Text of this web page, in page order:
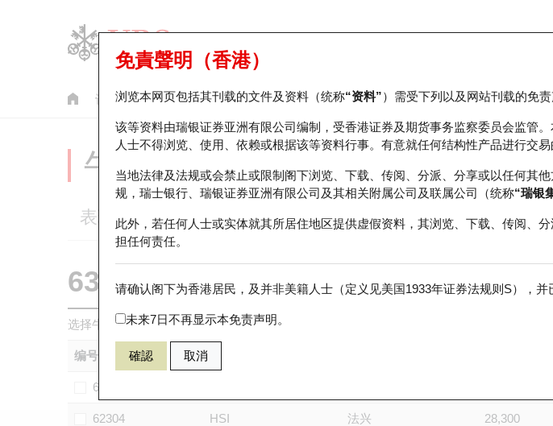
认股证 牛熊证 美股指数产品 轮证市场统计 正股数据及市场统计 瑞银轮证
免責聲明（香港）
浏览本网页包括其刊载的文件及资料（统称“资料”）需受下列以及网站刊载的免责
该等资料由瑞银证券亚洲有限公司编制，受香港证券及期货事务监察委员会监管
人士不得浏览、使用、依赖或根据该等资料行事。有意就任何结构性产品进行交
当地法律及法规或会禁止或限制阁下浏览、下载、传阅、分派、分享或以任何其
规，瑞士银行、瑞银证券亚洲有限公司及其相关附属公司及联属公司（统称“瑞银
此外，若任何人士或实体就其所居住地区提供虚假资料，其浏览、下载、传阅、
担任何责任。
请确认阁下为香港居民，及并非美籍人士（定义见美国1933年证券法规则S），
未来7日不再显示本免责声明。
確認 取消
牛熊证分析仪
表现 街货统计 比较
63419 瑞银熊证 HSI 恒生指数
选择牛熊证作比较 *你可以选择最多五只牛熊证
编号
62032
62304 HSI 法兴 28,300